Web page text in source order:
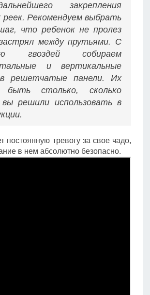
закрепления
реек. Рекомендуем выбрать
что ребенок не пролез
между прутьями. С
гвоздей собираем
и вертикальные
в решетчатые панели. Их
быть столько, сколько
решили использовать в
постоянную тревогу за свое чадо,
в нем абсолютно безопасно.